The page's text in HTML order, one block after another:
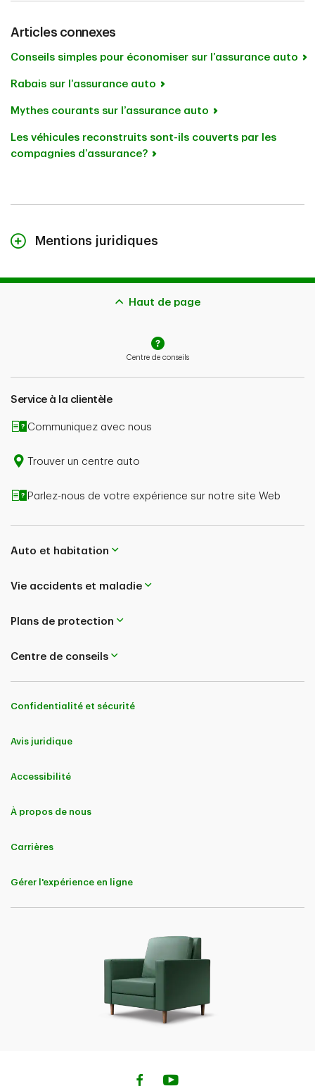
Articles connexes
Conseils simples pour économiser sur l’assurance auto
Rabais sur l’assurance auto
Mythes courants sur l’assurance auto
Les véhicules reconstruits sont-ils couverts par les
compagnies d’assurance?
Mentions juridiques
et ne constitue pas des conseils juridiques. Les
couvertures décrites aux présentes peuvent être
présentation d’une réclamation, l’indemnisation
potentielle dépend aussi de l’admissibilité de la
réclamation et du type de couverture souscrite.
En cas de contradiction entre le contenu de cette
page et le libellé de votre police, le contenu de votre
Haut de page
Centre de conseils
Service à la clientèle
Communiquez avec nous
Trouver un centre auto
Parlez-nous de votre expérience sur notre site Web
Auto et habitation
Vie accidents et maladie
Plans de protection
Centre de conseils
Confidentialité et sécurité
Avis juridique
Accessibilité
À propos de nous
Carrières
Gérer l'expérience en ligne